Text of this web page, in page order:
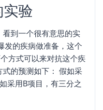
验
到一个很有意思的实
发的疾病做准备，这个
方式可以来对抗这个疾
的预测如下： 假如采
采用B项目，有三分之